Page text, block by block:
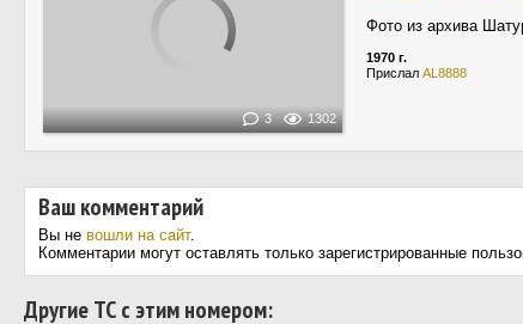
3 1302
Фото из архива
1970 г.
Прислал AL8888
Ваш комментарий
Вы не вошли на сайт.
Комментарии могут оставлять только зарегистрированные
Другие ТС с этим номером: